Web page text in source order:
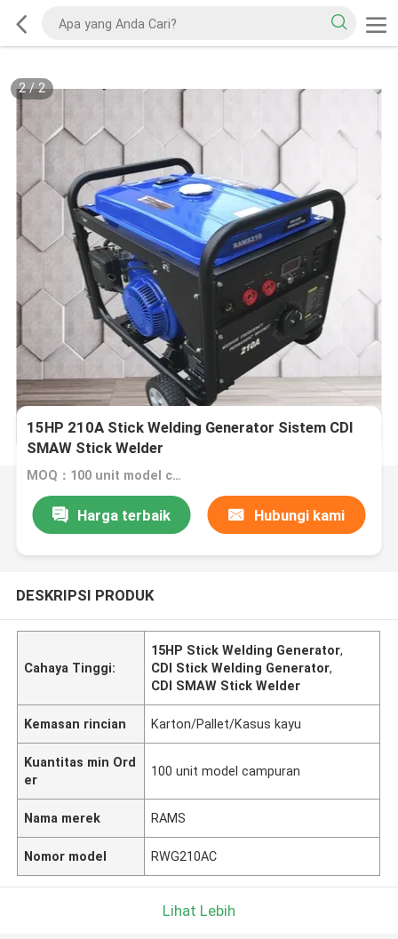
2/2
15HP 210A Stick Welding Generator Sistem CDI
SMAW Stick Welder
MOQ：100 unit model campuran
Harga terbaik Hubungi kami
DESKRIPSI PRODUK
Cahaya Tinggi:
15HP Stick Welding Generator,
CDI Stick Welding Generator,
CDI SMAW Stick Welder
Kemasan rincian Karton/Pallet/Kasus kayu
Kuantitas min Ord
er
100 unit model campuran
Nama merek RAMS
Nomor model RWG210AC
Lihat Lebih